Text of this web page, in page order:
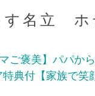
す名立 ホ
ご褒美】パパか
特典付【家族で笑